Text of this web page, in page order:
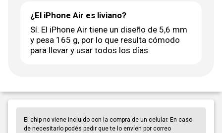
¿El iPhone Air es liviano?
Sí. El iPhone Air tiene un diseño de 5,6 mm
y pesa 165 g, por lo que resulta cómodo
para llevar y usar todos los días.
El chip no viene incluido con la compra de un celular. En caso
de necesitarlo podés pedir que te lo envíen por correo